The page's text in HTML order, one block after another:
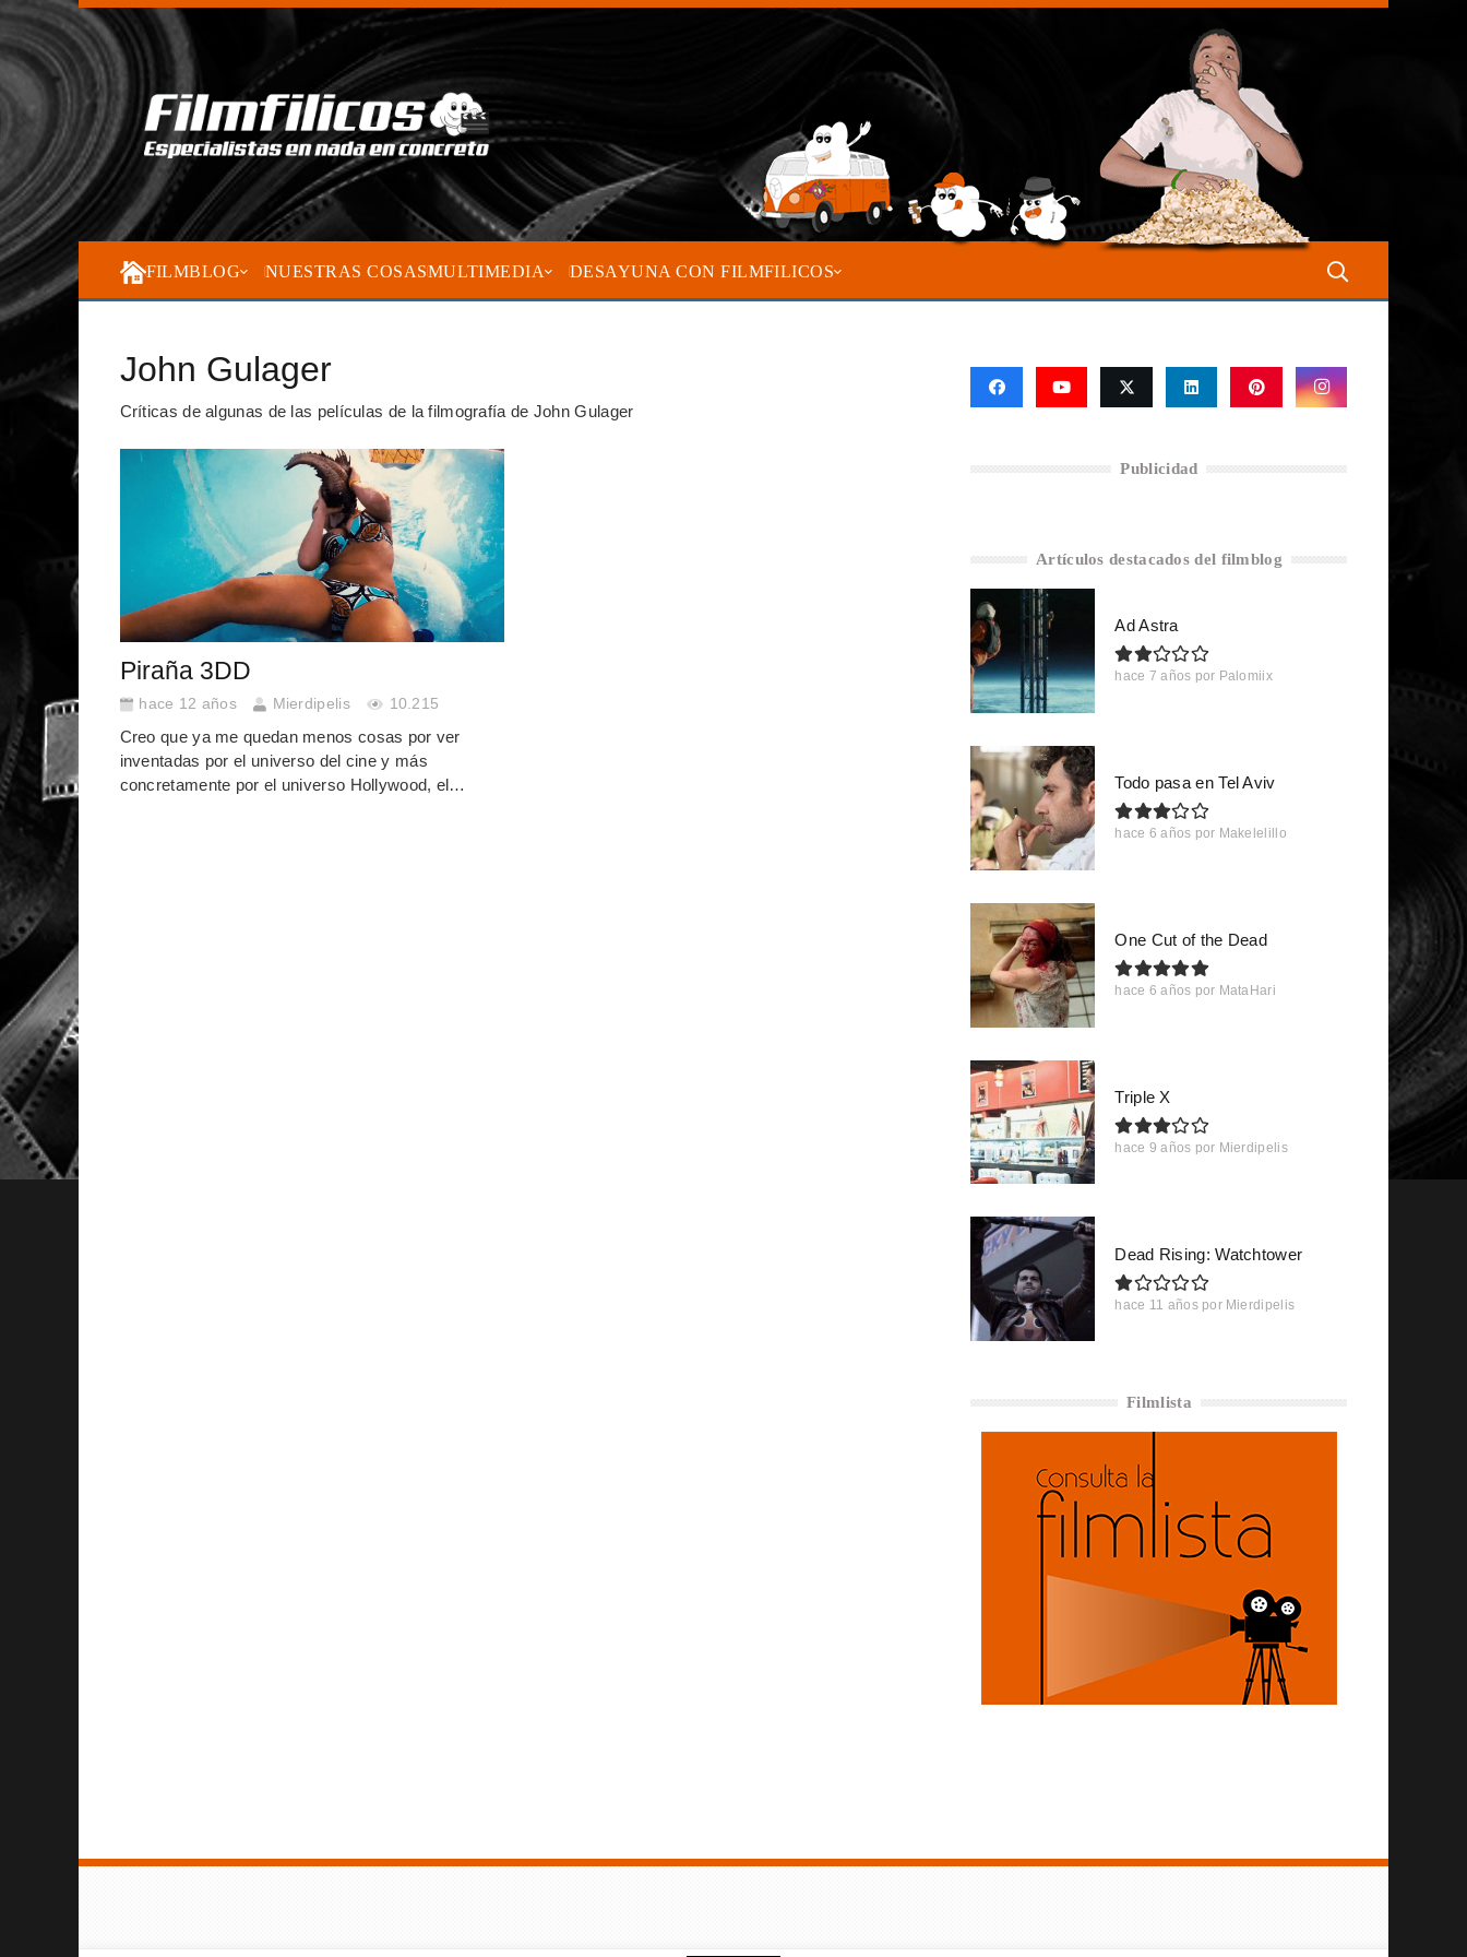
FILMBLOG NUESTRAS COSASMULTIMEDIA DESAYUNA CON FILMFILICOS
John Gulager
Críticas de algunas de las películas de la filmografía de John Gulager
Piraña 3DD
hace 12 años Mierdipelis 10.215
Creo que ya me quedan menos cosas por ver
inventadas por el universo del cine y más
concretamente por el universo Hollywood, el…
Publicidad
Artículos destacados del filmblog
Ad Astra
hace 7 años por Palomiix
Todo pasa en Tel Aviv
hace 6 años por Makelelillo
One Cut of the Dead
hace 6 años por MataHari
Triple X
hace 9 años por Mierdipelis
Dead Rising: Watchtower
hace 11 años por Mierdipelis
Filmlista